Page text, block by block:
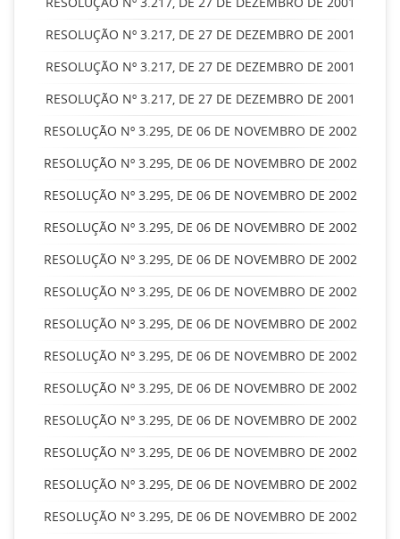
RESOLUÇÃO Nº 3.217, DE 27 DE DEZEMBRO DE 2001
RESOLUÇÃO Nº 3.217, DE 27 DE DEZEMBRO DE 2001
RESOLUÇÃO Nº 3.217, DE 27 DE DEZEMBRO DE 2001
RESOLUÇÃO Nº 3.295, DE 06 DE NOVEMBRO DE 2002
RESOLUÇÃO Nº 3.295, DE 06 DE NOVEMBRO DE 2002
RESOLUÇÃO Nº 3.295, DE 06 DE NOVEMBRO DE 2002
RESOLUÇÃO Nº 3.295, DE 06 DE NOVEMBRO DE 2002
RESOLUÇÃO Nº 3.295, DE 06 DE NOVEMBRO DE 2002
RESOLUÇÃO Nº 3.295, DE 06 DE NOVEMBRO DE 2002
RESOLUÇÃO Nº 3.295, DE 06 DE NOVEMBRO DE 2002
RESOLUÇÃO Nº 3.295, DE 06 DE NOVEMBRO DE 2002
RESOLUÇÃO Nº 3.295, DE 06 DE NOVEMBRO DE 2002
RESOLUÇÃO Nº 3.295, DE 06 DE NOVEMBRO DE 2002
RESOLUÇÃO Nº 3.295, DE 06 DE NOVEMBRO DE 2002
RESOLUÇÃO Nº 3.295, DE 06 DE NOVEMBRO DE 2002
RESOLUÇÃO Nº 3.295, DE 06 DE NOVEMBRO DE 2002